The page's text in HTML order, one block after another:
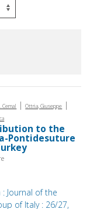
Cemal | Ottria, Giuseppe |
to the
Pontidesuture
Journal of the
of Italy : 26/27,